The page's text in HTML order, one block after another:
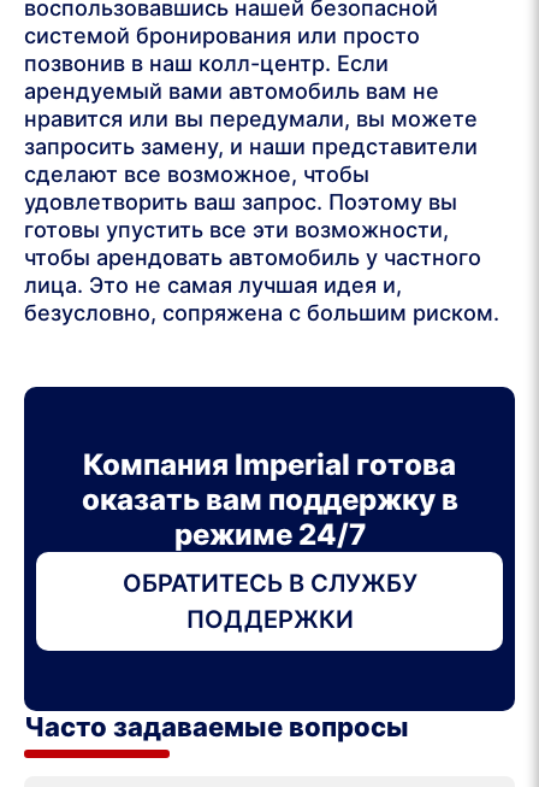
воспользовавшись нашей безопасной
системой бронирования или просто
позвонив в наш колл-центр. Если
арендуемый вами автомобиль вам не
нравится или вы передумали, вы можете
запросить замену, и наши представители
сделают все возможное, чтобы
удовлетворить ваш запрос. Поэтому вы
готовы упустить все эти возможности,
чтобы арендовать автомобиль у частного
лица. Это не самая лучшая идея и,
безусловно, сопряжена с большим риском.
Часто задаваемые вопросы
Компания Imperial готова
оказать вам поддержку в
режиме 24/7
ОБРАТИТЕСЬ В СЛУЖБУ
ПОДДЕРЖКИ